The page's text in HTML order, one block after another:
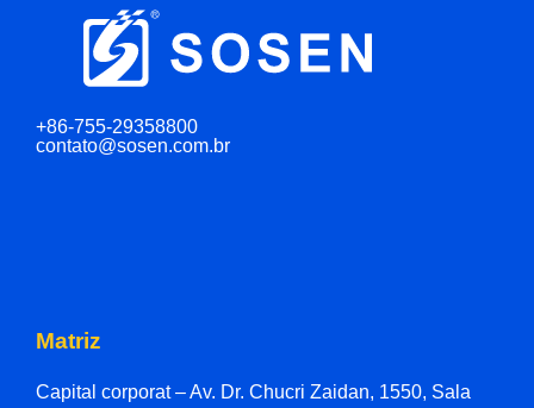
+86-755-29358800
contato@sosen.com.br
Matriz
Capital corporat – Av. Dr. Chucri Zaidan, 1550, Sala